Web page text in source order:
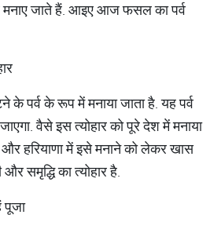
मनाए जाते हैं. आइए आज फसल का पर्व
पर्व के रूप में मनाया जाता है. यह पर्व
वैसे इस त्योहार को पूरे देश में मनाया
और हरियाणा में इसे मनाने को लेकर खास
समृद्धि का त्योहार है.
पूजा